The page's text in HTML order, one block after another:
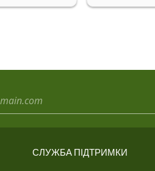
СЛУЖБА ПІДТРИМКИ